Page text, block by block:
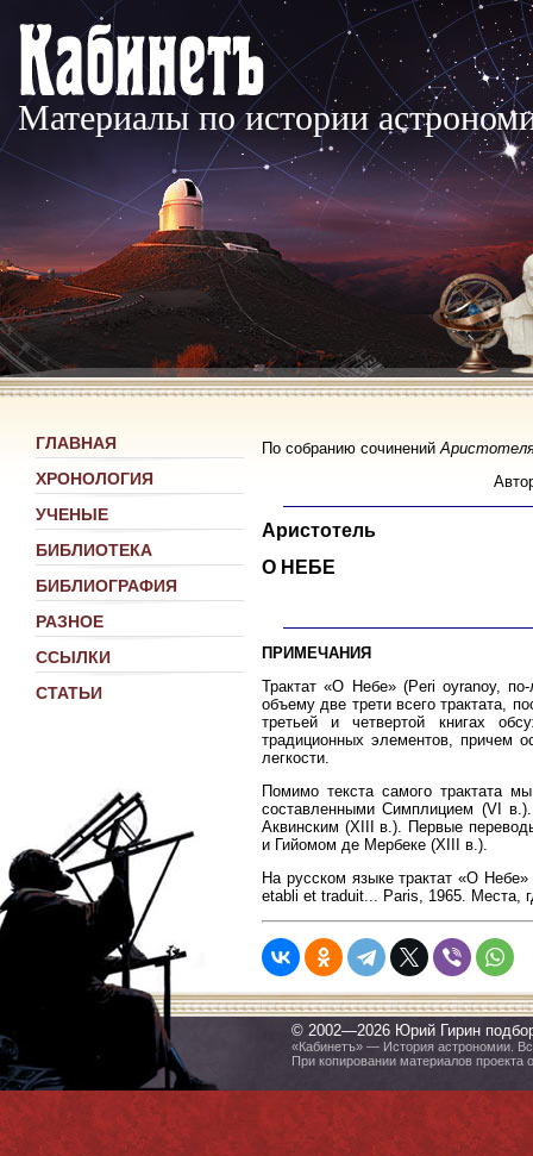
Материалы по истории
ГЛАВНАЯ
ХРОНОЛОГИЯ
УЧЕНЫЕ
БИБЛИОТЕКА
БИБЛИОГРАФИЯ
РАЗНОЕ
ССЫЛКИ
СТАТЬИ
По собранию сочинений
Аристотель
О НЕБЕ
ПРИМЕЧАНИЯ
Трактат «О Небе» (Peri oyranoy,
объему две трети всего трактата,
третьей и четвертой книгах
традиционных элементов, причем
легкости.
Помимо текста самого трактата
составленными Симплицием (VI
Аквинским (XIII в.). Первые
и Гийомом де Мербеке (XIII в.).
На русском языке трактат «О
etabli et traduit... Paris, 1965. Места,
© 2002—2026 Юрий Гирин
«Кабинетъ» — История астрономии.
При копировании материалов проекта